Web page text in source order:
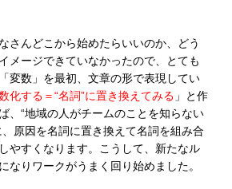
さんどこから始めたらいいのか、どう
メージできていなかったので、とても
変数」を最初、文章の形で表現してい
化する＝“名詞”に置き換えてみる 」と作
、“地域の人がチームのことを知らない
原因を名詞に置き換えて名詞を組み合
やすくなります。こうして、新たなル
なりワークがうまく回り始めました。